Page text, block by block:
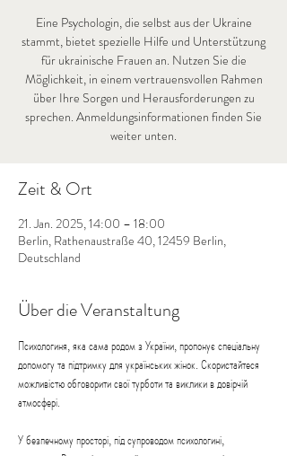
Eine Psychologin, die selbst aus der Ukraine
stammt, bietet spezielle Hilfe und Unterstützung
für ukrainische Frauen an. Nutzen Sie die
Möglichkeit, in einem vertrauensvollen Rahmen
über Ihre Sorgen und Herausforderungen zu
sprechen. Anmeldungsinformationen finden Sie
weiter unten.
Zeit & Ort
21. Jan. 2025, 14:00 – 18:00
Berlin, Rathenaustraße 40, 12459 Berlin,
Deutschland
Über die Veranstaltung
Психологиня, яка сама родом з України, пропонує спеціальну
допомогу та підтримку для українських жінок. Скористайтеся
можливістю обговорити свої турботи та виклики в довірчій
атмосфері.
У безпечному просторі, під супроводом психологині,